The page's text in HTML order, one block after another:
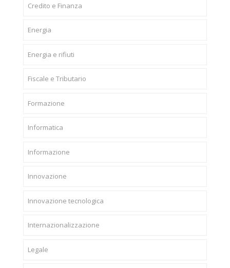
Credito e Finanza
Energia
Energia e rifiuti
Fiscale e Tributario
Formazione
Informatica
Informazione
Innovazione
Innovazione tecnologica
Internazionalizzazione
Legale